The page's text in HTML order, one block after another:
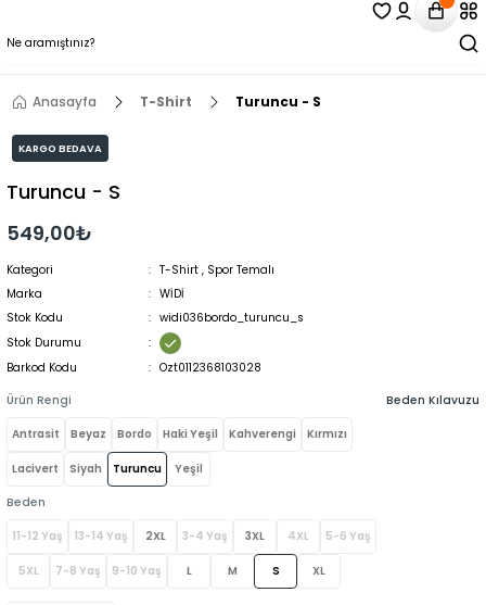
Anasayfa T-Shirt Turuncu - S
KARGO BEDAVA
Turuncu - S
549,00₺
Kategori T-Shirt , Spor Temalı
Marka
WİDİ
Stok Kodu
widi036bordo_turuncu_s
Stok Durumu
Barkod Kodu
Ozt0112368103028
Ürün Rengi
Antrasit Beyaz Bordo Haki Yeşil Kahverengi Kırmızı
Lacivert Siyah Turuncu Yeşil
Beden
11-12 Yaş 13-14 Yaş 2XL 3-4 Yaş 3XL 4XL 5-6 Yaş
5XL 7-8 Yaş 9-10 Yaş L M S XL
Beden Kılavuzu